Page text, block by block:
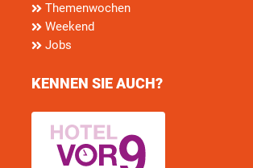
Themenwochen
Weekend
Jobs
KENNEN SIE AUCH?